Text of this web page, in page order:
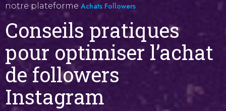
notre plateforme Achats Followers
Conseils pratiques
pour optimiser l’achat
de followers
Instagram